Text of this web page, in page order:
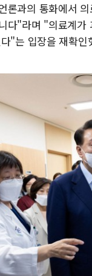
론과의 통화에서
다"라며 "의료계
"는 입장을 재확인